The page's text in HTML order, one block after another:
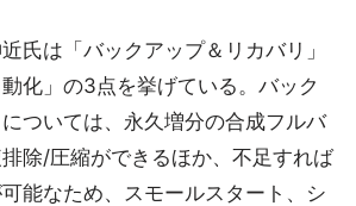
氏は「バックアップ＆リカバリ」
動化」の3点を挙げている。バック
ついては、永久増分の合成フルバ
除/圧縮ができるほか、不足すれば
能なため、スモールスタート、シ